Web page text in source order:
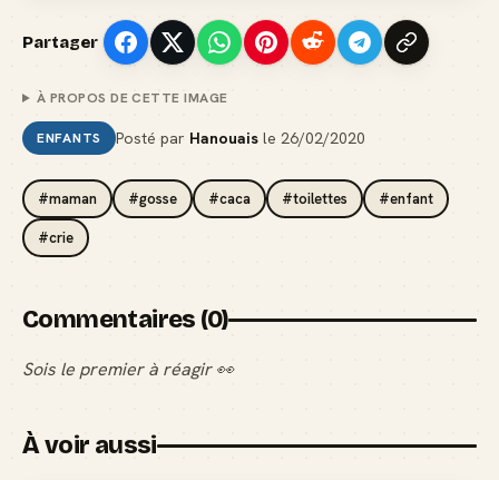
Partager
À PROPOS DE CETTE IMAGE
ENFANTS Posté par Hanouaisle 26/02/2020
#maman #gosse #caca #toilettes #enfant
#crie
Commentaires (0)
Sois le premier à réagir 👀
À voir aussi